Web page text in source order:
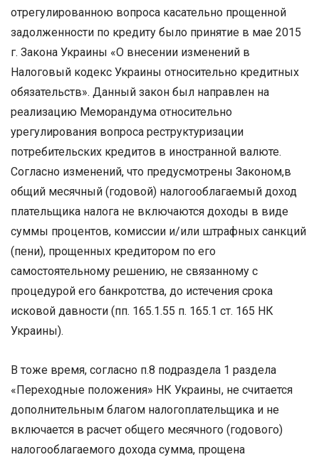
отрегулированною вопроса касательно прощенной
задолженности по кредиту было принятие в мае 2015
г. Закона Украины «О внесении изменений в
Налоговый кодекс Украины относительно кредитных
обязательств». Данный закон был направлен на
реализацию Меморандума относительно
урегулирования вопроса реструктуризации
потребительских кредитов в иностранной валюте.
Согласно изменений, что предусмотрены Законом,в
общий месячный (годовой) налогооблагаемый доход
плательщика налога не включаются доходы в виде
суммы процентов, комиссии и/или штрафных санкций
(пени), прощенных кредитором по его
самостоятельному решению, не связанному с
процедурой его банкротства, до истечения срока
исковой давности (пп. 165.1.55 п. 165.1 ст. 165 НК
Украины).
В тоже время, согласно п.8 подраздела 1 раздела
«Переходные положения» НК Украины, не считается
дополнительным благом налогоплательщика и не
включается в расчет общего месячного (годового)
налогооблагаемого дохода сумма, прощена